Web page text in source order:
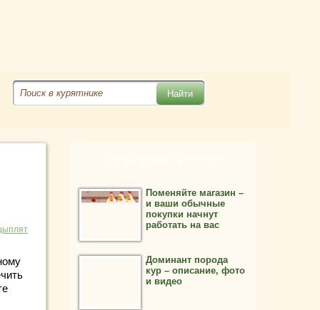
Поменяйте магазин –
и ваши обычные
покупки начнут
работать на вас
Доминант порода
кур – описание, фото
и видео